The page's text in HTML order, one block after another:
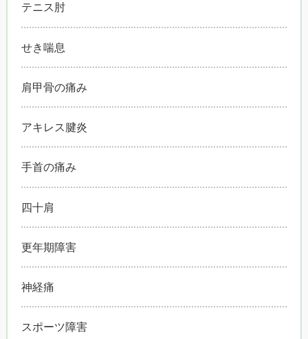
テニス肘
せき喘息
肩甲骨の痛み
アキレス腱炎
手首の痛み
四十肩
更年期障害
神経痛
スポーツ障害